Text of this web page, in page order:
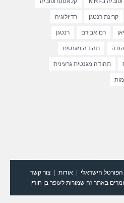
קרינת רנטגן רדיולוגיה
רם אבירם רנטגן
תהודה מגנטית
תהודה מגנטית גרעינית
צור קשר אודות
באתר זה שמורות לעופר בן חורין